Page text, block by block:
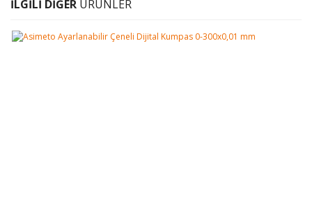
İLGİLİ DİĞER ÜRÜNLER